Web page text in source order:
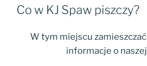
W
Co w KJ Spaw piszczy?
W tym miejscu
informacje o